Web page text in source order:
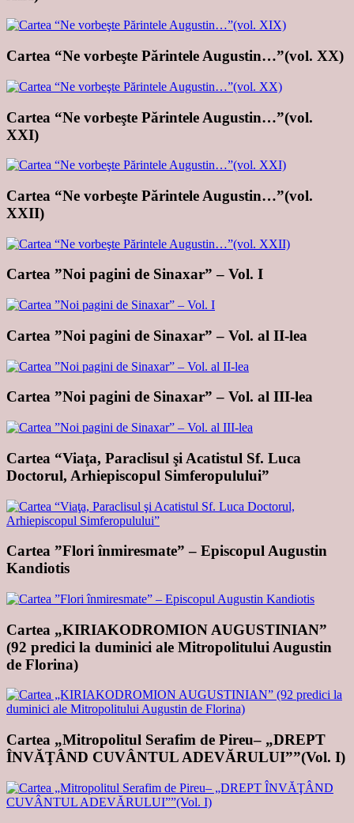
Cartea “Ne vorbeşte Părintele Augustin…”(vol. XX)
Cartea “Ne vorbeşte Părintele Augustin…”(vol.
XXI)
Cartea “Ne vorbeşte Părintele Augustin…”(vol.
XXII)
Cartea ”Noi pagini de Sinaxar” – Vol. I
Cartea ”Noi pagini de Sinaxar” – Vol. al II-lea
Cartea ”Noi pagini de Sinaxar” – Vol. al III-lea
Cartea “Viaţa, Paraclisul şi Acatistul Sf. Luca
Doctorul, Arhiepiscopul Simferopulului”
Cartea ”Flori înmiresmate” – Episcopul Augustin
Kandiotis
Cartea „KIRIAKODROMION AUGUSTINIAN”
(92 predici la duminici ale Mitropolitului Augustin
de Florina)
Cartea „Mitropolitul Serafim de Pireu– „DREPT
ÎNVĂŢÂND CUVÂNTUL ADEVĂRULUI””(Vol. I)